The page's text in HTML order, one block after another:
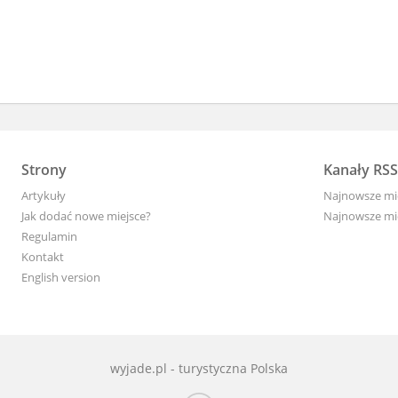
Strony
Artykuły
Jak dodać nowe miejsce?
Regulamin
Kontakt
English version
Kanały RSS
Najnowsze
Najnowsze
wyjade.pl - turystyczna Polska